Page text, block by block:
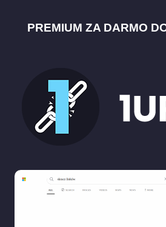
PREMIUM ZA DARMO